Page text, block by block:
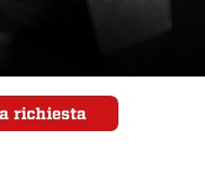
richiesta